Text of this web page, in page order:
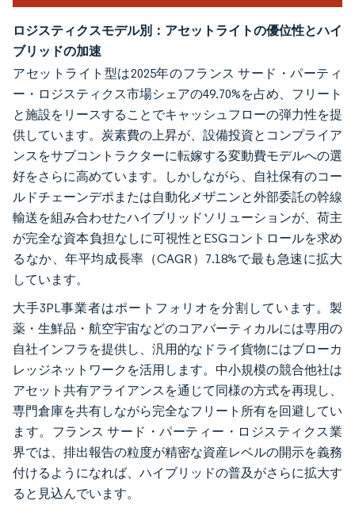
ロジスティクスモデル別：アセットライトの優位性とハイ
ブリッドの加速
アセットライト型は2025年のフランス サード・パーティ
ー・ロジスティクス市場シェアの49.70%を占め、フリート
と施設をリースすることでキャッシュフローの弾力性を提
供しています。炭素費の上昇が、設備投資とコンプライア
ンスをサブコントラクターに転嫁する変動費モデルへの選
好をさらに高めています。しかしながら、自社保有のコー
ルドチェーンデポまたは自動化メザニンと外部委託の幹線
輸送を組み合わせたハイブリッドソリューションが、荷主
が完全な資本負担なしに可視性とESGコントロールを求め
るなか、年平均成長率（CAGR）7.18%で最も急速に拡大
しています。
大手3PL事業者はポートフォリオを分割しています。製
薬・生鮮品・航空宇宙などのコアバーティカルには専用の
自社インフラを提供し、汎用的なドライ貨物にはブローカ
レッジネットワークを活用します。中小規模の競合他社は
アセット共有アライアンスを通じて同様の方式を再現し、
専門倉庫を共有しながら完全なフリート所有を回避してい
ます。フランス サード・パーティー・ロジスティクス業
界では、排出報告の粒度が精密な資産レベルの開示を義務
付けるようになれば、ハイブリッドの普及がさらに拡大す
ると見込んでいます。